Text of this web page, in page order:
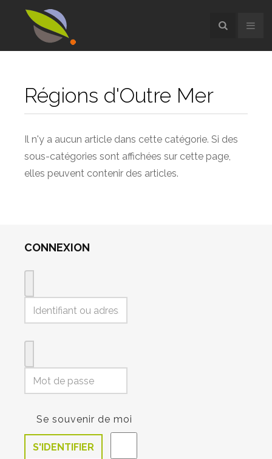
Régions d'Outre Mer
Il n'y a aucun article dans cette catégorie. Si des
sous-catégories sont affichées sur cette page,
elles peuvent contenir des articles.
CONNEXION
Se souvenir de moi
S'IDENTIFIER